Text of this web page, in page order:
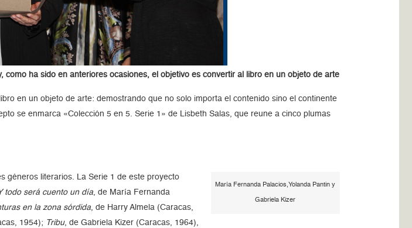
ha sido en anteriores ocasiones, el objetivo es convertir al libro en un objeto de arte
en un objeto de arte: demostrando que no solo importa el contenido sino el continente
se enmarca «Colección 5 en 5. Serie 1» de Lisbeth Salas, que reune a cinco plumas
María Fernanda Palacios,Yolanda Pantin y
Gabriela Kizer
géneros literarios. La Serie 1 de este proyecto
todo será cuento un día, de María Fernanda
en la zona sórdida, de Harry Almela (Caracas,
1954); Tribu, de Gabriela Kizer (Caracas, 1964),